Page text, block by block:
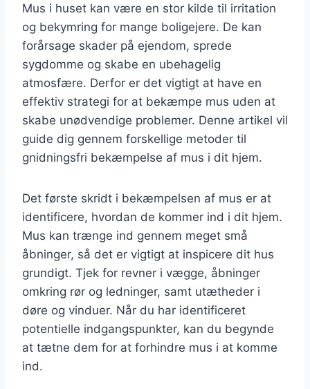
Mus i huset kan være en stor kilde til irritation
og bekymring for mange boligejere. De kan
forårsage skader på ejendom, sprede
sygdomme og skabe en ubehagelig
atmosfære. Derfor er det vigtigt at have en
effektiv strategi for at bekæmpe mus uden at
skabe unødvendige problemer. Denne artikel vil
guide dig gennem forskellige metoder til
gnidningsfri bekæmpelse af mus i dit hjem.
Det første skridt i bekæmpelsen af mus er at
identificere, hvordan de kommer ind i dit hjem.
Mus kan trænge ind gennem meget små
åbninger, så det er vigtigt at inspicere dit hus
grundigt. Tjek for revner i vægge, åbninger
omkring rør og ledninger, samt utætheder i
døre og vinduer. Når du har identificeret
potentielle indgangspunkter, kan du begynde
at tætne dem for at forhindre mus i at komme
ind.